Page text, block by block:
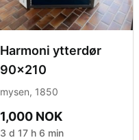
Harmoni ytterdør
90x210
mysen, 1850
1,000 NOK
3 d 17 h 6 min